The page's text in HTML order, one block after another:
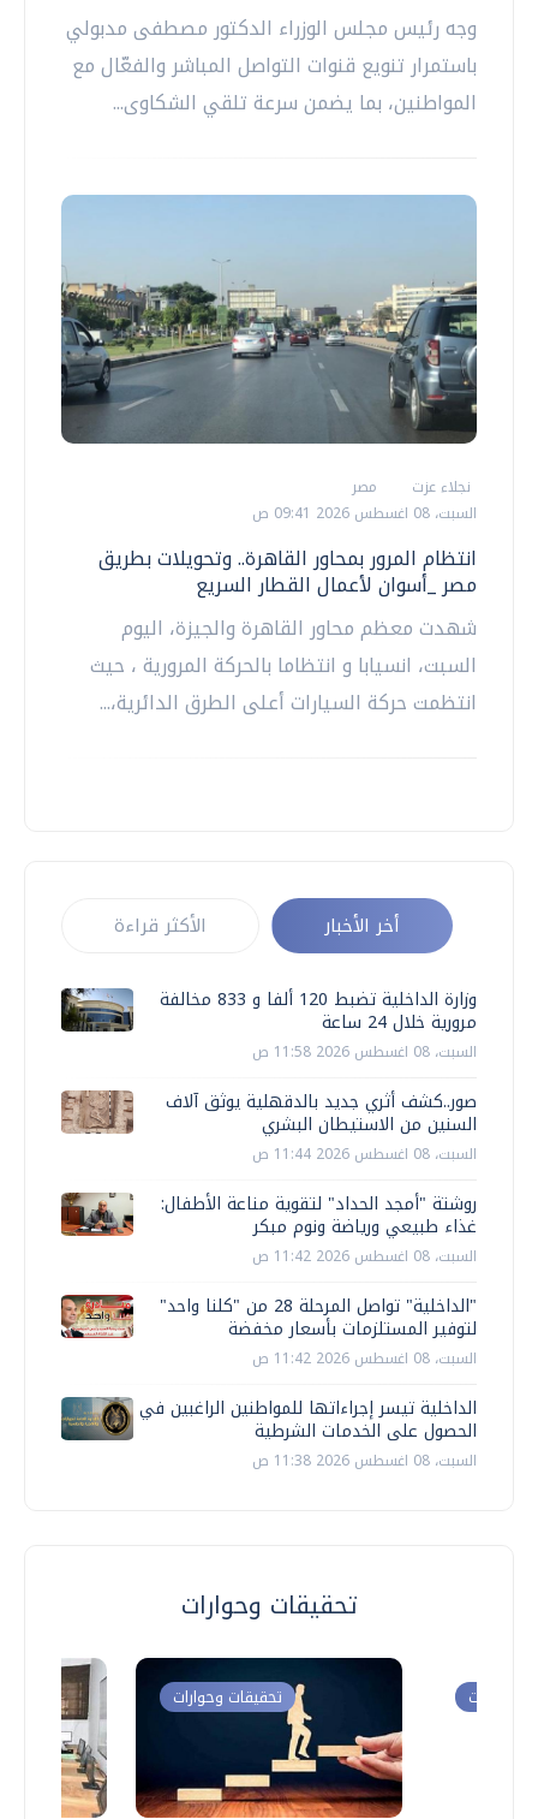
وجه رئيس مجلس الوزراء الدكتور مصطفى مدبولي
باستمرار تنويع قنوات التواصل المباشر والفعّال مع
المواطنين، بما يضمن سرعة تلقي الشكاوى...
نجلاء عزت
مصر
السبت، 08 اغسطس 2026 09:41 ص
انتظام المرور بمحاور القاهرة.. وتحويلات بطريق
مصر _أسوان لأعمال القطار السريع
شهدت معظم محاور القاهرة والجيزة، اليوم
السبت، انسيابا و انتظاما بالحركة المرورية ، حيث
انتظمت حركة السيارات أعلى الطرق الدائرية،...
أخر الأخبار الأكثر قراءة
وزارة الداخلية تضبط 120 ألفا و 833 مخالفة
مرورية خلال 24 ساعة
السبت، 08 اغسطس 2026 11:58 ص
صور..كشف أثري جديد بالدقهلية يوثق آلاف
السنين من الاستيطان البشري
السبت، 08 اغسطس 2026 11:44 ص
روشتة "أمجد الحداد" لتقوية مناعة الأطفال:
غذاء طبيعي ورياضة ونوم مبكر
السبت، 08 اغسطس 2026 11:42 ص
"الداخلية" تواصل المرحلة 28 من "كلنا واحد"
لتوفير المستلزمات بأسعار مخفضة
السبت، 08 اغسطس 2026 11:42 ص
الداخلية تيسر إجراءاتها للمواطنين الراغبين في
الحصول على الخدمات الشرطية
السبت، 08 اغسطس 2026 11:38 ص
تحقيقات وحوارات
تحقيقات وحوارات وحوارات